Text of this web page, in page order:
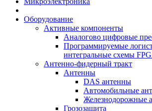
Оборудование
Активные компоненты
Аналогово цифровые
Программируемые
интегральные схемы
Антенно-фидерный тракт
Антенны
DAS антенны
Автомобильные
Железнодорожные
Грозозащита